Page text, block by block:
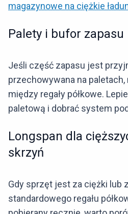
magazynowe na ciężkie
Palety i bufor zapasu
Jeśli część zapasu jest
przechowywana na
między regały półkowe.
paletową i dobrać system
Longspan dla
skrzyń
Gdy sprzęt jest za ciężki lub
standardowego regału